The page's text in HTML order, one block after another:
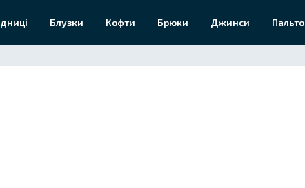
Блузки Кофти Брюки Джинси Пальто